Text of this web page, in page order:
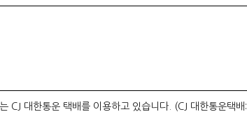
는 CJ 대한통운 택배를 이용하고 있습니다. (CJ 대한통운택배: